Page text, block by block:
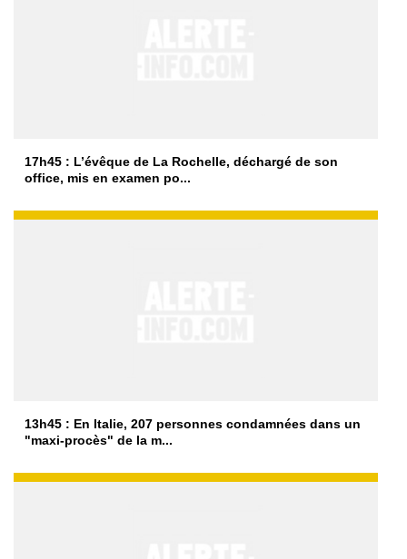
17h45 : L’évêque de La Rochelle, déchargé de son
office, mis en examen po...
13h45 : En Italie, 207 personnes condamnées dans un
"maxi-procès" de la m...